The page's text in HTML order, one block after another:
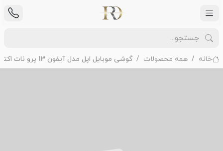
خانه همه محصولات گوشی موبایل اپل مدل آیفون 13 پرو نات اکتیو AA/A تک سیم کارت ظرفیت 512 گیگابایت رم 6 گیگابایت